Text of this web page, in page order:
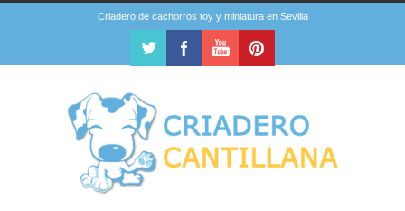
Criadero de cachorros toy y miniatura en Sevilla